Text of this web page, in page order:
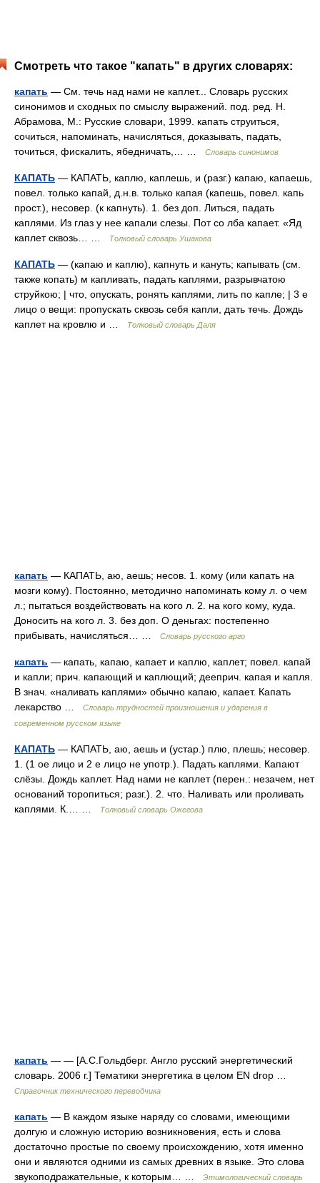
Смотреть что такое "капать" в других словарях:
капать — См. течь над нами не каплет... Словарь русских
синонимов и сходных по смыслу выражений. под. ред. Н.
Абрамова, М.: Русские словари, 1999. капать струиться,
сочиться, напоминать, начисляться, доказывать, падать,
точиться, фискалить, ябедничать,… …
Словарь синонимов
КАПАТЬ — КАПАТЬ, каплю, каплешь, и (разг.) капаю, капаешь,
повел. только капай, д.н.в. только капая (капешь, повел. капь
прост.), несовер. (к капнуть). 1. без доп. Литься, падать
каплями. Из глаз у нее капали слезы. Пот со лба капает. «Яд
каплет сквозь… …
Толковый словарь Ушакова
КАПАТЬ — (капаю и каплю), капнуть и кануть; капывать (см.
также копать) м капливать, падать каплями, разрывчатою
струйкою; | что, опускать, ронять каплями, лить по капле; | 3 е
лицо о вещи: пропускать сквозь себя капли, дать течь. Дождь
каплет на кровлю и …
Толковый словарь Даля
капать — КАПАТЬ, аю, аешь; несов. 1. кому (или капать на
мозги кому). Постоянно, методично напоминать кому л. о чем
л.; пытаться воздействовать на кого л. 2. на кого кому, куда.
Доносить на кого л. 3. без доп. О деньгах: постепенно
прибывать, начисляться… …
Словарь русского арго
капать — капать, капаю, капает и каплю, каплет; повел. капай
и капли; прич. капающий и каплющий; дееприч. капая и капля.
В знач. «наливать каплями» обычно капаю, капает. Капать
лекарство …
Словарь трудностей произношения и ударения в
современном русском языке
КАПАТЬ — КАПАТЬ, аю, аешь и (устар.) плю, плешь; несовер.
1. (1 ое лицо и 2 е лицо не употр.). Падать каплями. Капают
слёзы. Дождь каплет. Над нами не каплет (перен.: незачем, нет
оснований торопиться; разг.). 2. что. Наливать или проливать
каплями. К.… …
Толковый словарь Ожегова
капать — — [А.С.Гольдберг. Англо русский энергетический
словарь. 2006 г.] Тематики энергетика в целом EN drop …
Справочник технического переводчика
капать — В каждом языке наряду со словами, имеющими
долгую и сложную историю возникновения, есть и слова
достаточно простые по своему происхождению, хотя именно
они и являются одними из самых древних в языке. Это слова
звукоподражательные, к которым… …
Этимологический словарь